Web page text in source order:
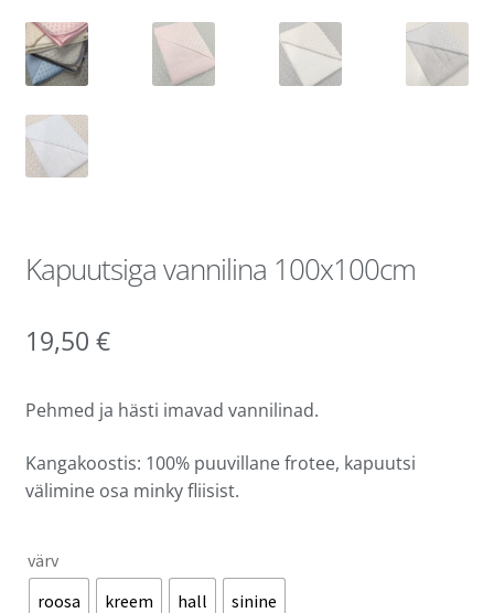
Kapuutsiga vannilina 100x100cm
19,50 €
Pehmed ja hästi imavad vannilinad.
Kangakoostis: 100% puuvillane frotee, kapuutsi
välimine osa minky fliisist.
värv
roosa
kreem hall sinine